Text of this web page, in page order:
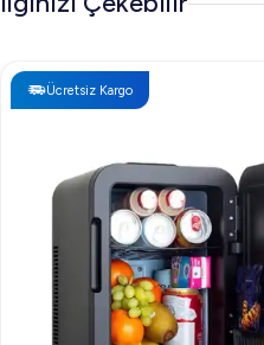
sitemizi ziyaret edin
Ücretsiz Kargo